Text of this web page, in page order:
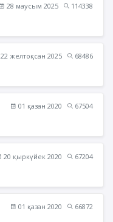
28 маусым 2025
114338
22 желтоқсан 2025
68486
01 қазан 2020
67504
20 қыркүйек 2020
67204
01 қазан 2020
66872